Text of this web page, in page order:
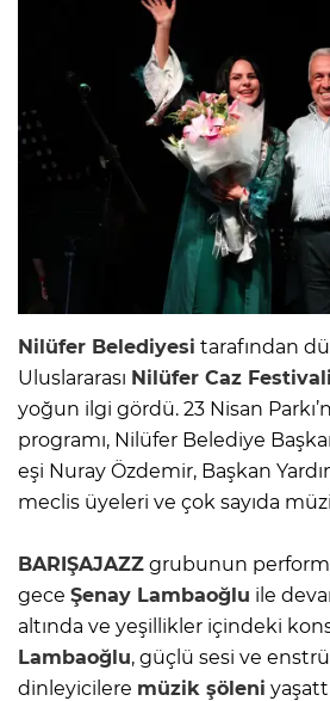
Nilüfer Belediyesi tarafından
Uluslararası Nilüfer Caz Festivali
yoğun ilgi gördü. 23 Nisan
programı, Nilüfer Belediye
eşi Nuray Özdemir, Başkan
meclis üyeleri ve çok sayıda
BARIŞAJAZZ grubunun
gece Şenay Lambaoğlu ile
altında ve yeşillikler içindeki
Lambaoğlu, güçlü sesi ve
dinleyicilere müzik şöleni